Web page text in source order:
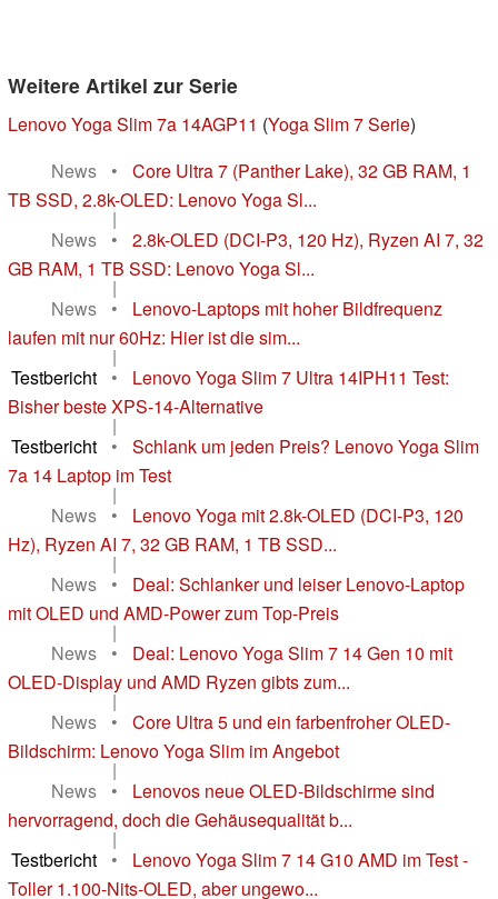
Weitere Artikel zur Serie
Lenovo Yoga Slim 7a 14AGP11 (Yoga Slim 7 Serie)
News
•
Core Ultra 7 (Panther Lake), 32 GB RAM, 1
TB SSD, 2.8k-OLED: Lenovo Yoga Sl...
|
News
•
2.8k-OLED (DCI-P3, 120 Hz), Ryzen AI 7, 32
GB RAM, 1 TB SSD: Lenovo Yoga Sl...
|
News
•
Lenovo-Laptops mit hoher Bildfrequenz
laufen mit nur 60Hz: Hier ist die sim...
|
Testbericht
•
Lenovo Yoga Slim 7 Ultra 14IPH11 Test:
Bisher beste XPS-14-Alternative
|
Testbericht
•
Schlank um jeden Preis? Lenovo Yoga Slim
7a 14 Laptop im Test
|
News
•
Lenovo Yoga mit 2.8k-OLED (DCI-P3, 120
Hz), Ryzen AI 7, 32 GB RAM, 1 TB SSD...
|
News
•
Deal: Schlanker und leiser Lenovo-Laptop
mit OLED und AMD-Power zum Top-Preis
|
News
•
Deal: Lenovo Yoga Slim 7 14 Gen 10 mit
OLED-Display und AMD Ryzen gibts zum...
|
News
•
Core Ultra 5 und ein farbenfroher OLED-
Bildschirm: Lenovo Yoga Slim im Angebot
|
News
•
Lenovos neue OLED-Bildschirme sind
hervorragend, doch die Gehäusequalität b...
|
Testbericht
•
Lenovo Yoga Slim 7 14 G10 AMD im Test -
Toller 1.100-Nits-OLED, aber ungewo...